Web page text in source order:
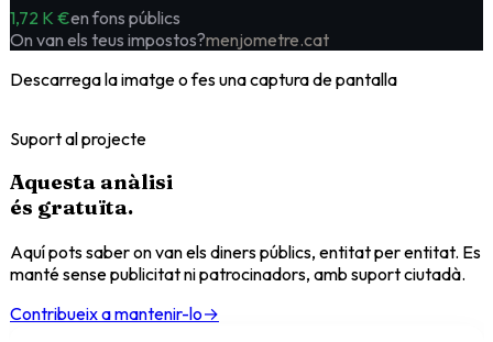
1,72 K €en fons públics
On van els teus impostos?menjometre.cat
Descarrega la imatge o fes una captura de pantalla
Suport al projecte
Aquesta anàlisi
és gratuïta.
Aquí pots saber on van els diners públics, entitat per entitat. Es
manté sense publicitat ni patrocinadors, amb suport ciutadà.
Contribueix a mantenir-lo→